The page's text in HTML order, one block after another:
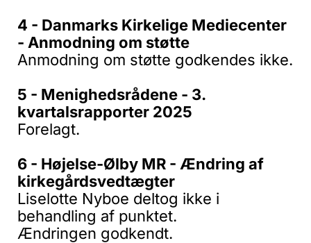
4 - Danmarks Kirkelige Mediecenter
- Anmodning om støtte
Anmodning om støtte godkendes ikke.
5 - Menighedsrådene - 3.
kvartalsrapporter 2025
Forelagt.
6 - Højelse-Ølby MR - Ændring af
kirkegårdsvedtægter
Liselotte Nyboe deltog ikke i
behandling af punktet.
Ændringen godkendt.